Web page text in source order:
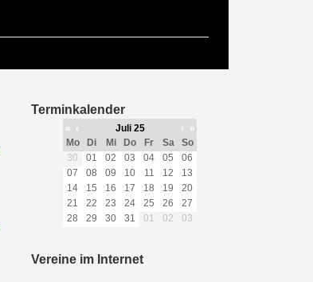
Terminkalender
« ‹ Juli 25 ›
»
Mo
Di Mi Do Fr Sa
So
30
01 02 03 04 05
06
07
08 09 10 11 12
13
14
15 16 17 18 19
20
21
22 23 24 25 26
27
28
29 30 31 01 02 03
Vereine im Internet